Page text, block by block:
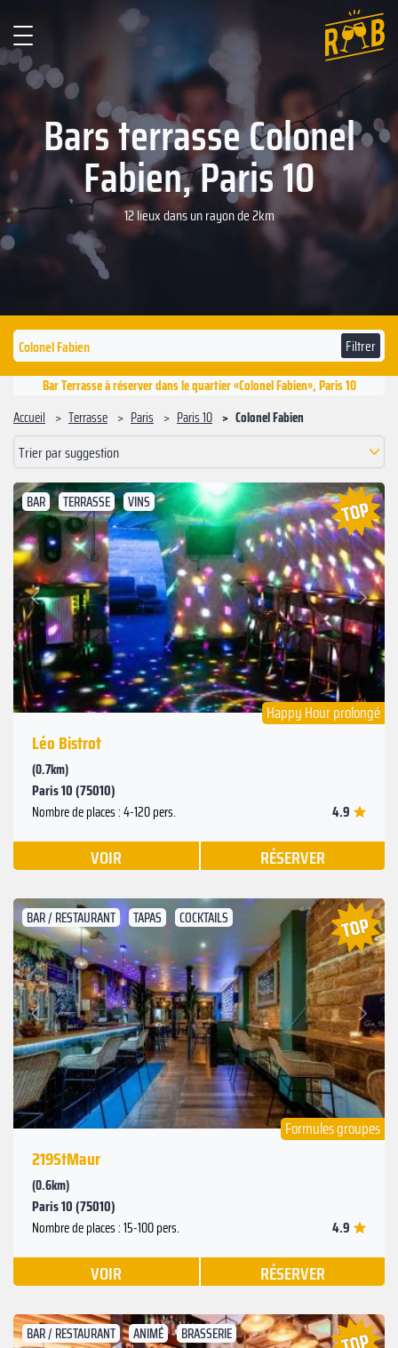
Bars terrasse ‍Colonel
Fabien, Paris 10
12 lieux dans un rayon de 2km
Filtrer
Bar Terrasse à réserver dans le quartier «‍Colonel Fabien», Paris 10
Accueil
Terrasse Paris Paris 10 ‍Colonel Fabien
Trier par suggestion
BAR TERRASSE VINS
Précédent
Suivant
Happy Hour prolongé
Léo Bistrot
(0.7km)
Paris 10 (75010)
Nombre de places : 4-120 pers. 4.9
VOIR RÉSERVER
BAR / RESTAURANT TAPAS COCKTAILS
Précédent
Suivant
Formules groupes
219StMaur
(0.6km)
Paris 10 (75010)
Nombre de places : 15-100 pers. 4.9
VOIR RÉSERVER
BAR / RESTAURANT ANIMÉ BRASSERIE